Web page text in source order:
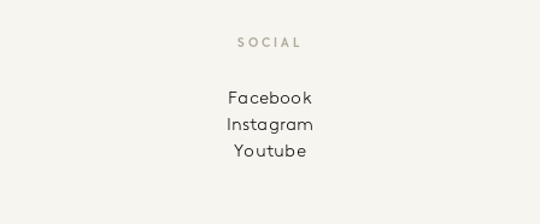
SOCIAL
facebook
instagram
youtube